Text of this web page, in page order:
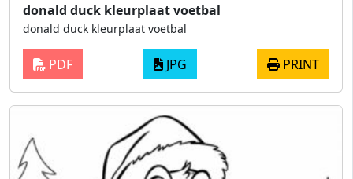
donald duck kleurplaat voetbal
donald duck kleurplaat voetbal
PDF JPG PRINT